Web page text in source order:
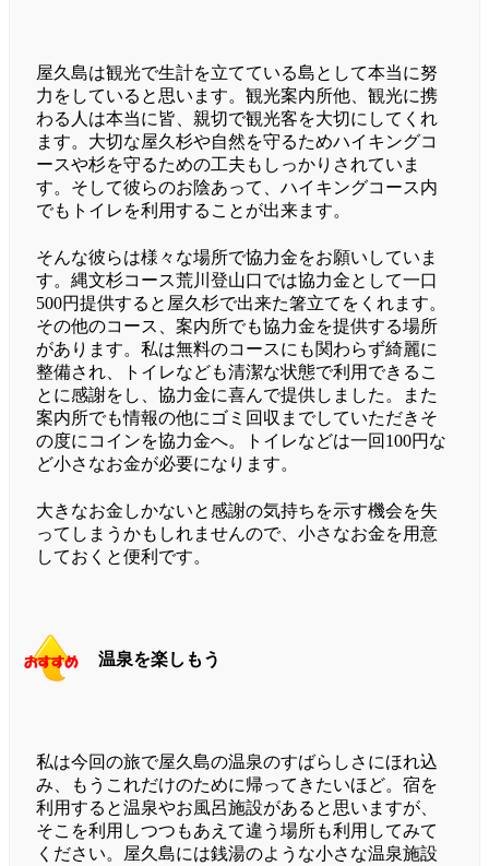
屋久島は観光で生計を立てている島として本当に努
力をしていると思います。観光案内所他、観光に携
わる人は本当に皆、親切で観光客を大切にしてくれ
ます。大切な屋久杉や自然を守るためハイキングコ
ースや杉を守るための工夫もしっかりされていま
す。そして彼らのお陰あって、ハイキングコース内
でもトイレを利用することが出来ます。
そんな彼らは様々な場所で協力金をお願いしていま
す。縄文杉コース荒川登山口では協力金として一口
500円提供すると屋久杉で出来た箸立てをくれます。
その他のコース、案内所でも協力金を提供する場所
があります。私は無料のコースにも関わらず綺麗に
整備され、トイレなども清潔な状態で利用できるこ
とに感謝をし、協力金に喜んで提供しました。また
案内所でも情報の他にゴミ回収までしていただきそ
の度にコインを協力金へ。トイレなどは一回100円な
ど小さなお金が必要になります。
大きなお金しかないと感謝の気持ちを示す機会を失
ってしまうかもしれませんので、小さなお金を用意
しておくと便利です。
温泉を楽しもう
私は今回の旅で屋久島の温泉のすばらしさにほれ込
み、もうこれだけのために帰ってきたいほど。宿を
利用すると温泉やお風呂施設があると思いますが、
そこを利用しつつもあえて違う場所も利用してみて
ください。屋久島には銭湯のような小さな温泉施設